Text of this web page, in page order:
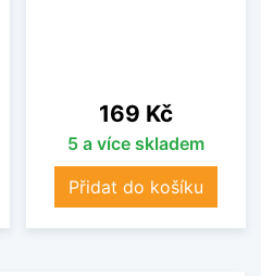
Cena
169 Kč
5 a více skladem
Přidat do košíku